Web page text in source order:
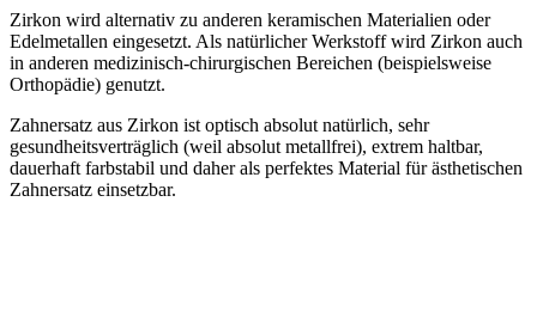
Zirkon wird alternativ zu anderen keramischen Materialien oder
Edelmetallen eingesetzt. Als natürlicher Werkstoff wird Zirkon auch
in anderen medizinisch-chirurgischen Bereichen (beispielsweise
Orthopädie) genutzt.
Zahnersatz aus Zirkon ist optisch absolut natürlich, sehr
gesundheitsverträglich (weil absolut metallfrei), extrem haltbar,
dauerhaft farbstabil und daher als perfektes Material für ästhetischen
Zahnersatz einsetzbar.